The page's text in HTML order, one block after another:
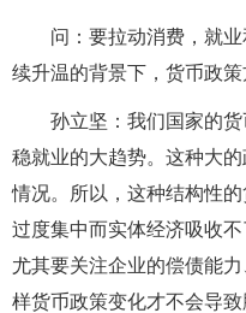
问：要拉动消费，就
续升温的背景下，货币政
孙立坚：我们国家的
稳就业的大趋势。这种大
情况。所以，这种结构性
过度集中而实体经济吸收
尤其要关注企业的偿债能
样货币政策变化才不会导